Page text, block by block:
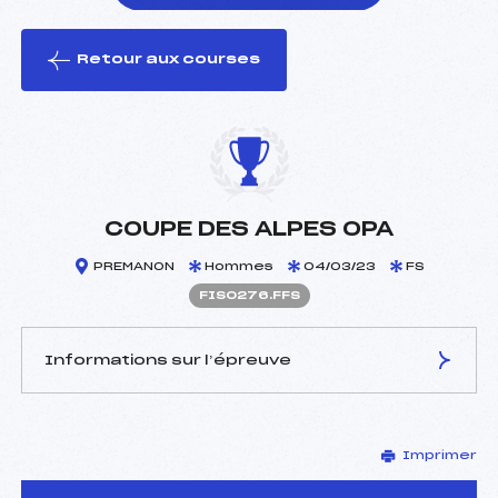
le ski
Retour aux courses
COUPE DES ALPES OPA
PREMANON Hommes 04/03/23 FS
FIS0276.FFS
Informations sur l’épreuve
–
D.T Adjoint :
–
Imprimer